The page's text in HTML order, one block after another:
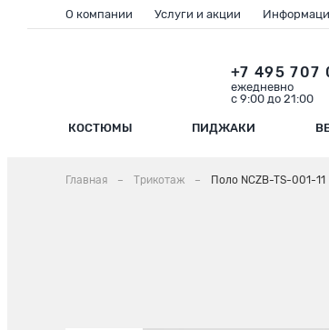
КОСТЮМЫ ПИДЖАКИ
+7 495 707
ежедневно
с 9:00 до 21:00
О компании Услуги и акции
Главная Трикотаж Поло NCZB-TS-001-11